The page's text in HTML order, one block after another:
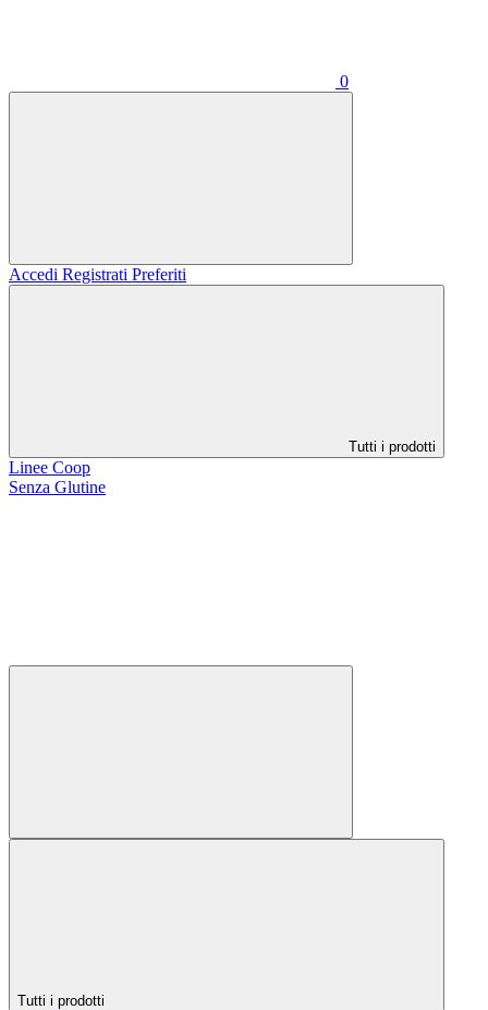
0
Accedi Registrati Preferiti
Tutti i prodotti
Linee Coop
Senza Glutine
Tutti i prodotti